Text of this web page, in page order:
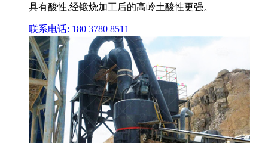
具有酸性,经锻烧加工后的高岭土酸性更强。
联系电话: 180 3780 8511